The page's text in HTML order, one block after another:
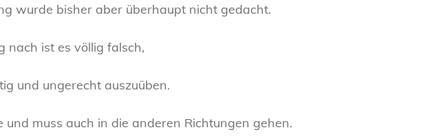
wurde bisher aber überhaupt nicht gedacht.
nach ist es völlig falsch,
und ungerecht auszuüben.
und muss auch in die anderen Richtungen gehen.